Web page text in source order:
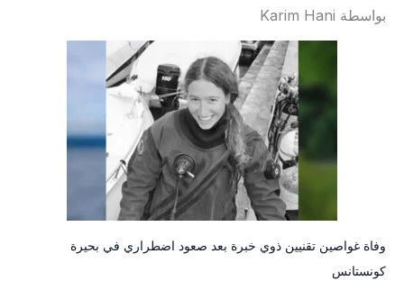
بواسطة Karim Hani
وفاة غواصين تقنيين ذوي خبرة بعد صعود اضطراري في بحيرة
كونستانس